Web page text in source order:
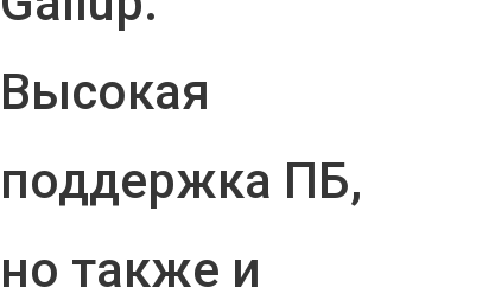
Высокая
поддержка ПБ,
но также и